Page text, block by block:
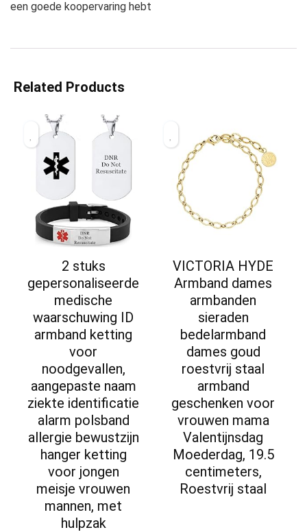
een goede koopervaring hebt
Related Products
2 stuks
gepersonaliseerde
medische
waarschuwing ID
armband ketting
voor
noodgevallen,
aangepaste naam
ziekte identificatie
alarm polsband
allergie bewustzijn
hanger ketting
voor jongen
meisje vrouwen
mannen, met
hulpzak
VICTORIA HYDE
Armband dames
armbanden
sieraden
bedelarmband
dames goud
roestvrij staal
armband
geschenken voor
vrouwen mama
Valentijnsdag
Moederdag, 19.5
centimeters,
Roestvrij staal